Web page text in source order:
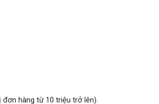
đơn hàng từ 10 triệu trở lên).